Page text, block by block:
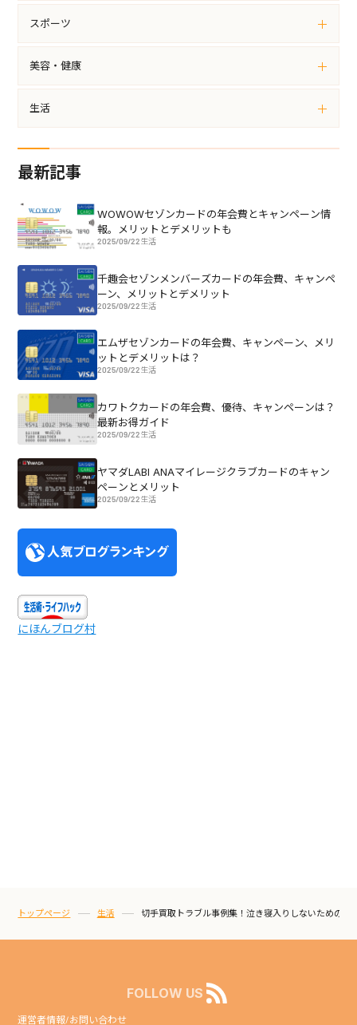
スポーツ
美容・健康
生活
最新記事
WOWOWセゾンカードの年会費とキャンペーン情
報。メリットとデメリットも
2025/09/22生活
千趣会セゾンメンバーズカードの年会費、キャンペ
ーン、メリットとデメリット
2025/09/22生活
エムザセゾンカードの年会費、キャンペーン、メリ
ットとデメリットは？
2025/09/22生活
カワトクカードの年会費、優待、キャンペーンは？
最新お得ガイド
2025/09/22生活
ヤマダLABI ANAマイレージクラブカードのキャン
ペーンとメリット
2025/09/22生活
にほんブログ村
トップページ 生活 切手買取トラブル事例集！泣き寝入りしないための対
FOLLOW US
運営者情報/お問い合わせ